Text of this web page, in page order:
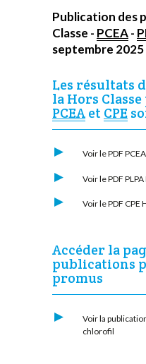
Publication des
Classe - PCEA-
septembre 2025
Les résultats
la Hors
PCEA et CPE
Voir le PDF
Voir le PDF
Voir le PDF CPE
Accéder la
publications
promus
Voir la
chlorofil